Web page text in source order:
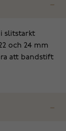
slitstarkt
och 24 mm
att bandstift